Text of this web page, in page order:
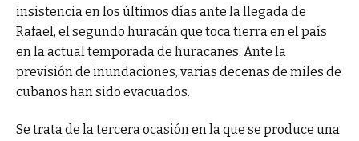
insistencia en los últimos días ante la llegada de
Rafael, el segundo huracán que toca tierra en el país
en la actual temporada de huracanes. Ante la
previsión de inundaciones, varias decenas de miles de
cubanos han sido evacuados.
Se trata de la tercera ocasión en la que se produce una